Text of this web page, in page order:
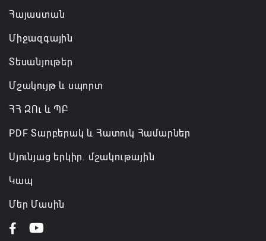
նախարարությունների անվանումները
06.08.2026 12:45
Հայաստան
Միջազգային
Տեսանյութեր
Մշակույթ և սպորտ
ՀՀ ԶՈւ և ՊԲ
PDF Տարբերակ և Հատուկ Համարներ
Սյունյաց երկիր. մշակութային
Կապ
Մեր Մասին